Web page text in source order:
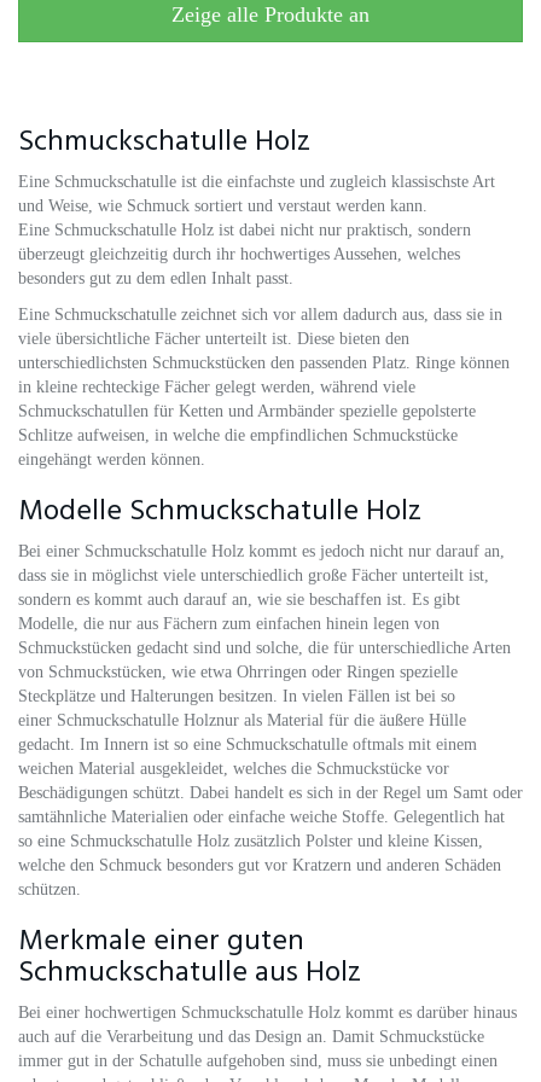
Zeige alle Produkte an
Schmuckschatulle Holz
Eine Schmuckschatulle ist die einfachste und zugleich klassischste Art
und Weise, wie Schmuck sortiert und verstaut werden kann.
Eine Schmuckschatulle Holz ist dabei nicht nur praktisch, sondern
überzeugt gleichzeitig durch ihr hochwertiges Aussehen, welches
besonders gut zu dem edlen Inhalt passt.
Eine Schmuckschatulle zeichnet sich vor allem dadurch aus, dass sie in
viele übersichtliche Fächer unterteilt ist. Diese bieten den
unterschiedlichsten Schmuckstücken den passenden Platz. Ringe können
in kleine rechteckige Fächer gelegt werden, während viele
Schmuckschatullen für Ketten und Armbänder spezielle gepolsterte
Schlitze aufweisen, in welche die empfindlichen Schmuckstücke
eingehängt werden können.
Modelle Schmuckschatulle Holz
Bei einer Schmuckschatulle Holz kommt es jedoch nicht nur darauf an,
dass sie in möglichst viele unterschiedlich große Fächer unterteilt ist,
sondern es kommt auch darauf an, wie sie beschaffen ist. Es gibt
Modelle, die nur aus Fächern zum einfachen hinein legen von
Schmuckstücken gedacht sind und solche, die für unterschiedliche Arten
von Schmuckstücken, wie etwa Ohrringen oder Ringen spezielle
Steckplätze und Halterungen besitzen. In vielen Fällen ist bei so
einer Schmuckschatulle Holznur als Material für die äußere Hülle
gedacht. Im Innern ist so eine Schmuckschatulle oftmals mit einem
weichen Material ausgekleidet, welches die Schmuckstücke vor
Beschädigungen schützt. Dabei handelt es sich in der Regel um Samt oder
samtähnliche Materialien oder einfache weiche Stoffe. Gelegentlich hat
so eine Schmuckschatulle Holz zusätzlich Polster und kleine Kissen,
welche den Schmuck besonders gut vor Kratzern und anderen Schäden
schützen.
Merkmale einer guten
Schmuckschatulle aus Holz
Bei einer hochwertigen Schmuckschatulle Holz kommt es darüber hinaus
auch auf die Verarbeitung und das Design an. Damit Schmuckstücke
immer gut in der Schatulle aufgehoben sind, muss sie unbedingt einen